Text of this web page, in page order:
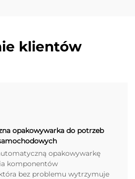
klientów
opakowywarka do potrzeb
opakowywarkę
komponentów
bez problemu wytrzymuje